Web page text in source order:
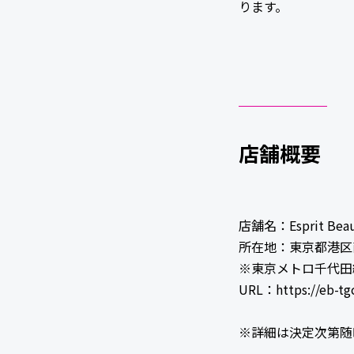
ります。
店舗概要
店舗名：Esprit
所在地：東京都港
※東京メトロ千代
URL：https://eb-
※詳細は決定次第